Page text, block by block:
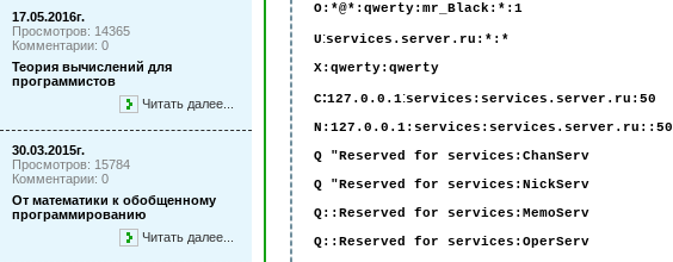
17.05.2016г.
Просмотров: 14365
Комментарии: 0
Теория вычислений для
программистов
Читать далее...
30.03.2015г.
Просмотров: 15784
Комментарии: 0
От математики к обобщенному
программированию
Читать далее...
O:*@*: qwerty: mr Black :*:1
U:services . server . ru :*:*
X:qwerty:qwerty
С:127.0.0.1:services:services.server.ru:50
N:127.0.0.1:services:services.server.ru::50
Q "Reserved for services:ChanServ
Q "Reserved for services:NickServ
Q::Reserved for services:MemoServ
Q::Reserved for services:OperServ